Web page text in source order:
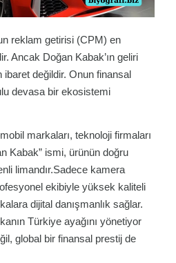
reklam getirisi (CPM) en
Ancak Doğan Kabak’ın geliri
ibaret değildir. Onun finansal
devasa bir ekosistemi
markaları, teknoloji firmaları
Kabak” ismi, ürünün doğru
limandır.Sadece kamera
ekibiyle yüksek kaliteli
dijital danışmanlık sağlar.
Türkiye ayağını yönetiyor
global bir finansal prestij de